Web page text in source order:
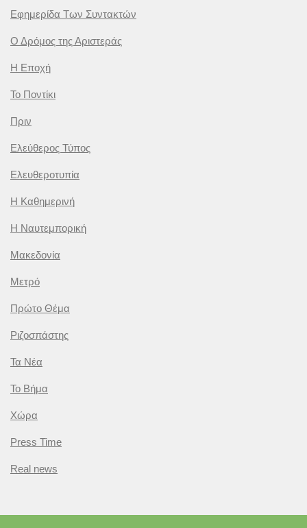
Εφημερίδα Των Συντακτών
Ο Δρόμος της Αριστεράς
Η Εποχή
Το Ποντίκι
Πριν
Ελεύθερος Τύπος
Ελευθεροτυπία
Η Καθημερινή
Η Ναυτεμπορική
Μακεδονία
Μετρό
Πρώτο Θέμα
Ριζοσπάστης
Τα Νέα
Το Βήμα
Χώρα
Press Time
Real news